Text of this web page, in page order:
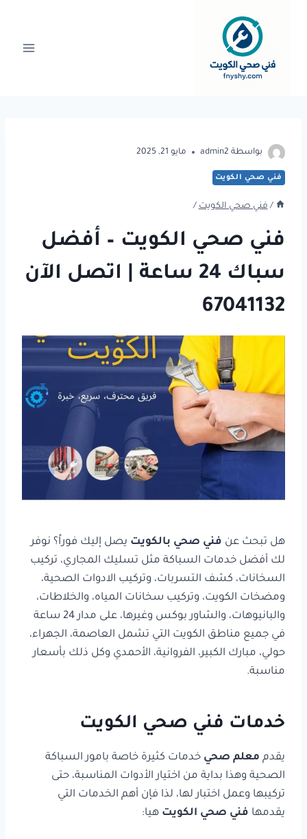
بواسطة admin2 مايو 21, 2025
فني صحي الكويت
/ فني صحي الكويت /
فني صحي الكويت – أفضل
سباك 24 ساعة | اتصل الآن
67041132
هل تبحث عن فني صحي بالكويت يصل إليك فوراً؟ نوفر
لك أفضل خدمات السباكة مثل تسليك المجاري، تركيب
السخانات، كشف التسربات، وتركيب الادوات الصحية،
ومضخات الكويت، وتركيب سخانات المياه، والخلاطات،
والبانيوهات، والشاور بوكس
وغيرها، على مدار 24 ساعة
في جميع مناطق الكويت التي تشمل العاصمة، الجهراء،
حولي، مبارك الكبير، الفروانية، الأحمدي وكل ذلك بأسعار
مناسبة.
خدمات فني صحي الكويت
يقدم معلم صحي خدمات كثيرة خاصة بامور السباكة
الصحية وهذا بداية من اختيار الأدوات المناسبة، حتى
تركيبها وعمل اختبار لها، لذا فإن أهم الخدمات التي
يقدمها فني صحي الكويت هيا: